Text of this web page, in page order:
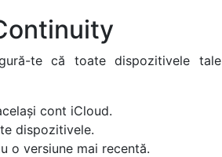
te că toate dispozitivele tale
cont iCloud.
dispozitivele.
o versiune mai recentă.